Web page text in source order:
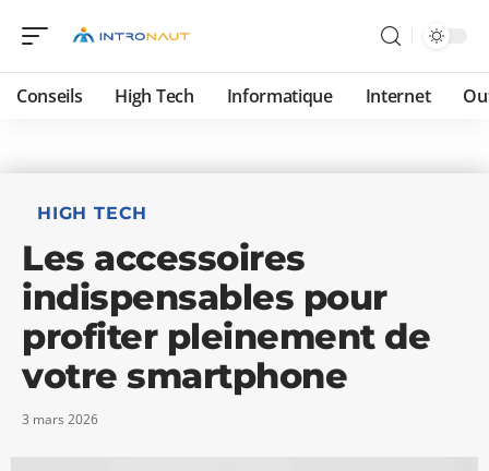
Conseils High Tech Informatique Internet
HIGH TECH
Les accessoires
indispensables pour
profiter pleinement de
votre smartphone
3 mars 2026